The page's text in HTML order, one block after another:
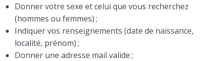
Donner votre sexe et celui que vous recherchez
(hommes ou femmes) ;
Indiquer vos renseignements (date de naissance,
localité, prénom) ;
Donner une adresse mail valide ;